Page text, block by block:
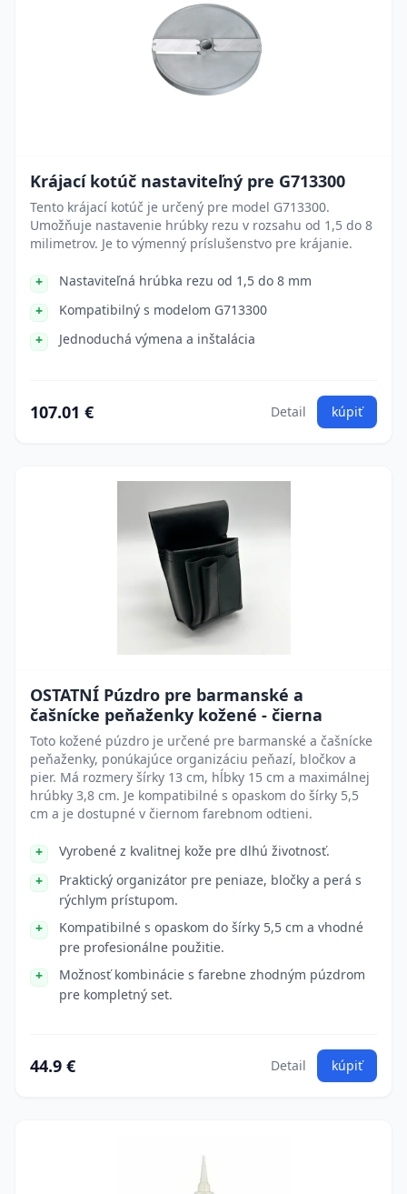
Krájací kotúč nastaviteľný pre G713300
Tento krájací kotúč je určený pre model G713300.
Umožňuje nastavenie hrúbky rezu v rozsahu od 1,5 do 8
milimetrov. Je to výmenný príslušenstvo pre krájanie.
Nastaviteľná hrúbka rezu od 1,5 do 8 mm
Kompatibilný s modelom G713300
Jednoduchá výmena a inštalácia
107.01 € Detail kúpiť
OSTATNÍ Púzdro pre barmanské a
čašnícke peňaženky kožené - čierna
Toto kožené púzdro je určené pre barmanské a čašnícke
peňaženky, ponúkajúce organizáciu peňazí, bločkov a
pier. Má rozmery šírky 13 cm, hĺbky 15 cm a maximálnej
hrúbky 3,8 cm. Je kompatibilné s opaskom do šírky 5,5
cm a je dostupné v čiernom farebnom odtieni.
Vyrobené z kvalitnej kože pre dlhú životnosť.
Praktický organizátor pre peniaze, bločky a perá s
rýchlym prístupom.
Kompatibilné s opaskom do šírky 5,5 cm a vhodné
pre profesionálne použitie.
Možnosť kombinácie s farebne zhodným púzdrom
pre kompletný set.
44.9 € Detail kúpiť